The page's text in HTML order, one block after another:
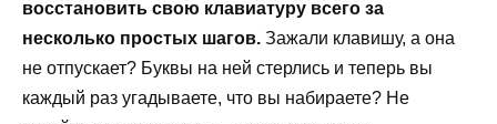
восстановить свою клавиатуру всего за
несколько простых шагов. Зажали клавишу, а она
не отпускает? Буквы на ней стерлись и теперь вы
каждый раз угадываете, что вы набираете? Не